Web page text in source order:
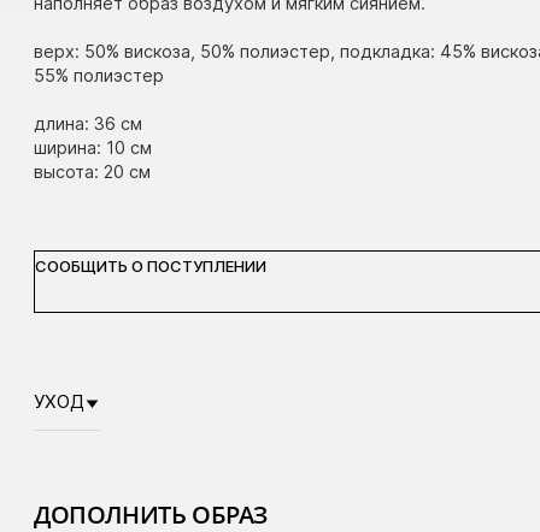
верх: 50% вискоза, 50% полиэстер, подкладка: 45%
55% полиэстер
длина: 36 см
ширина: 10 см
высота: 20 см
СООБЩИТЬ О ПОСТУПЛЕНИИ
УХОД
ДОПОЛНИТЬ ОБРАЗ